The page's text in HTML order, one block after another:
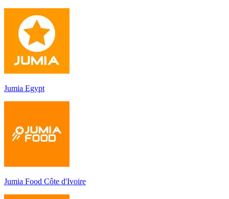
Jumia Egypt
Jumia Food Côte d'Ivoire